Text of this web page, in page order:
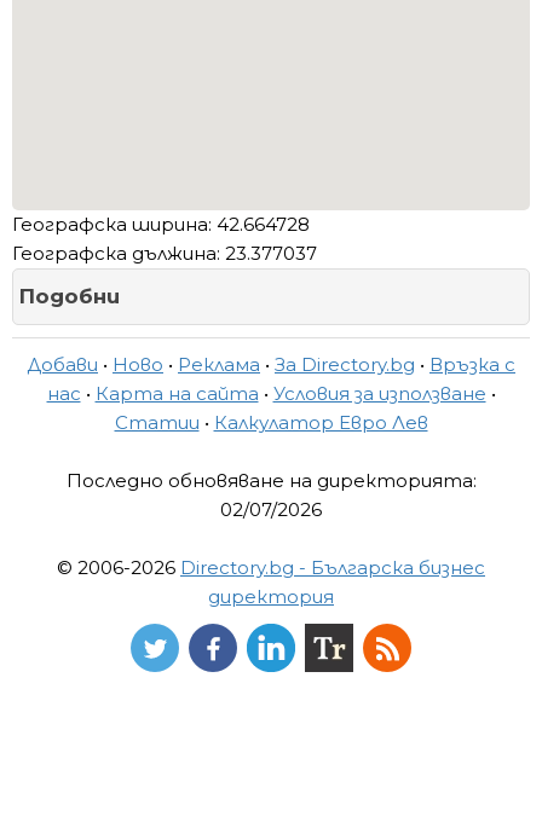
Географска ширина: 42.664728
Географска дължина: 23.377037
Подобни
Добави • Ново • Реклама • За Directory.bg • Връзка с
нас • Карта на сайта • Условия за използване •
Статии • Калкулатор Евро Лев
Последно обновяване на директорията:
02/07/2026
© 2006-2026 Directory.bg - Българска бизнес
директория